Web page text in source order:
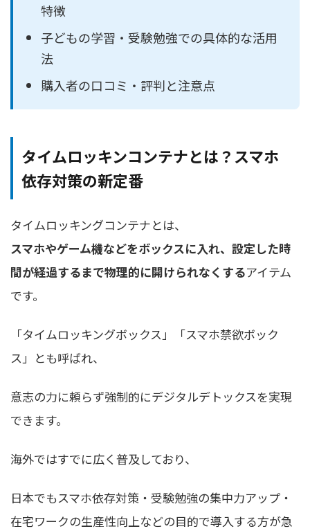
特徴
子どもの学習・受験勉強での具体的な活用
法
購入者の口コミ・評判と注意点
タイムロッキンコンテナとは？スマホ
依存対策の新定番
タイムロッキングコンテナとは、
スマホやゲーム機などをボックスに入れ、設定した時
間が経過するまで物理的に開けられなくするアイテム
です。
「タイムロッキングボックス」「スマホ禁欲ボック
ス」とも呼ばれ、
意志の力に頼らず強制的にデジタルデトックスを実現
できます。
海外ではすでに広く普及しており、
日本でもスマホ依存対策・受験勉強の集中力アップ・
在宅ワークの生産性向上などの目的で導入する方が急